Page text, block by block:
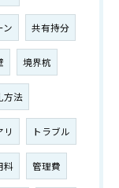
ン 共有持分
境界杭
方法
リ トラブル
料 管理費